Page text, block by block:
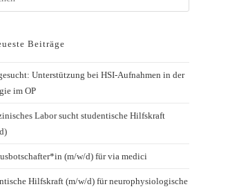
Beiträge
Unterstützung bei HSI-Aufnahmen in der
im OP
Labor sucht studentische Hilfskraft
(m/w/d) für via medici
Hilfskraft (m/w/d) für neurophysiologische